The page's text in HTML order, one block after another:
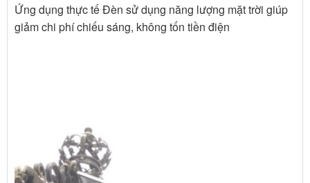
Ứng dụng thực tế Đèn sử dụng năng lượng mặt trời giúp
giảm chi phí chiếu sáng, không tốn tiền điện